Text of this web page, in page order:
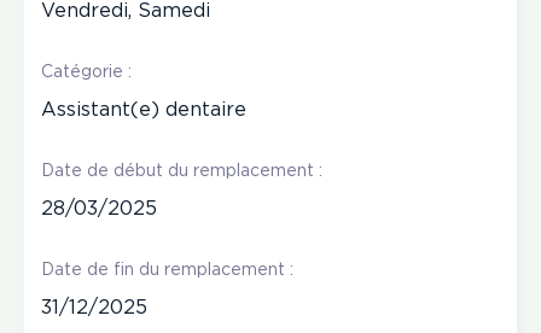
Vendredi, Samedi
Catégorie :
Assistant(e) dentaire
Date de début du remplacement :
28/03/2025
Date de fin du remplacement :
31/12/2025